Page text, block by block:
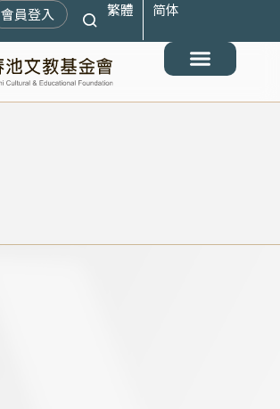
會員登入 繁體 简体